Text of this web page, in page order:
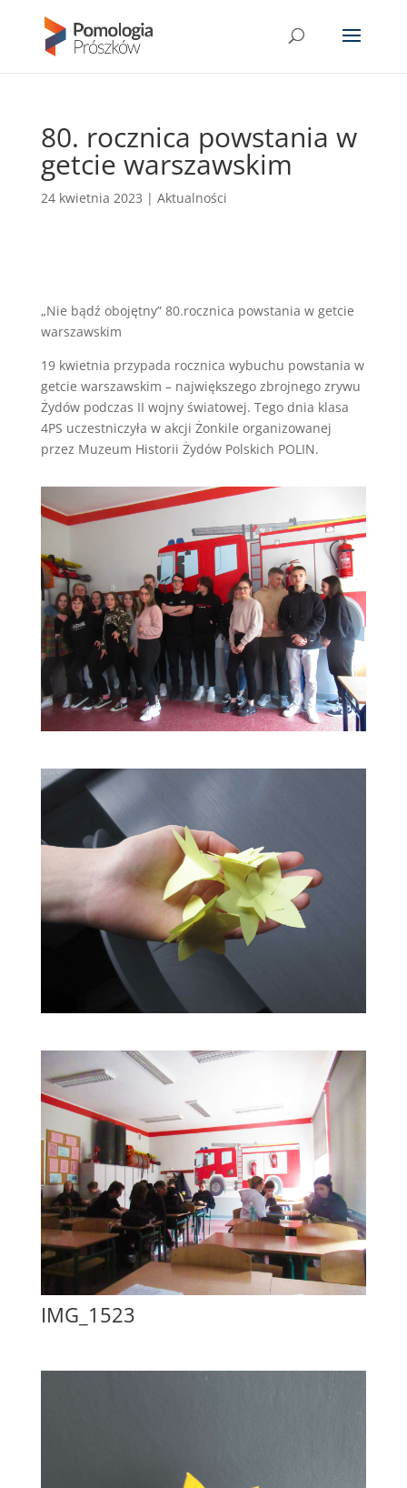
80. rocznica powstania w
getcie warszawskim
24 kwietnia 2023 | Aktualności
„Nie bądź obojętny” 80.rocznica powstania w getcie
warszawskim
19 kwietnia przypada rocznica wybuchu powstania w
getcie warszawskim – największego zbrojnego zrywu
Żydów podczas II wojny światowej. Tego dnia klasa
4PS uczestniczyła w akcji Żonkile organizowanej
przez Muzeum Historii Żydów Polskich POLIN.
IMG_1523